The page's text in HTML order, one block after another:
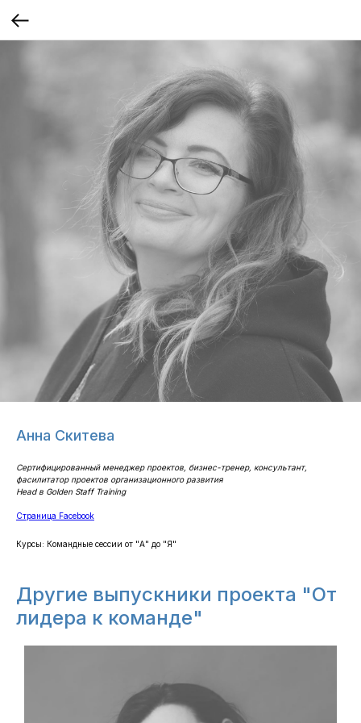
Анна Скитева
Сертифицированный менеджер проектов, бизнес-тренер, консультант,
фасилитатор проектов организационного развития
Head в Golden Staff Training
Страница Facebook
Курсы: ​Командные сессии от "А" до "Я"
Другие выпускники проекта "От
лидера к команде"